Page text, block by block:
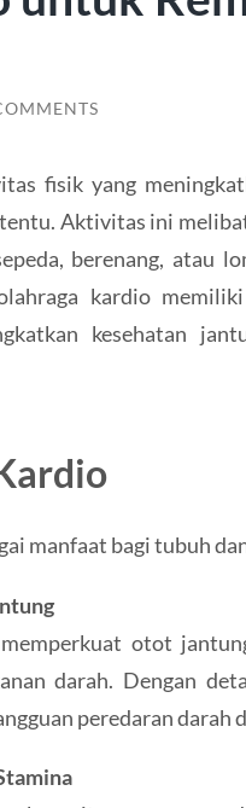
fisik yang
Aktivitas ini
berenang, atau
kardio
kesehatan
manfaat bagi tubuh
otot
darah. Dengan
peredaran darah